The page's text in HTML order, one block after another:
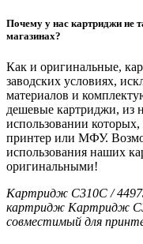
Почему у нас картриджи не
магазинах?
Как и оригинальные,
заводских условиях,
материалов и
дешевые картриджи, из
использовании которых,
принтер или МФУ.
использования наших
оригинальными!
Картридж C310C /
картридж Картридж
совместимый для